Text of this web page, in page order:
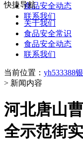
食品安全动态
联系我们
快捷导航
关于我们
食品安全常识
食品安全动态
联系我们
当前位置： yh533388
> 新闻内容
河北唐山
全示范街